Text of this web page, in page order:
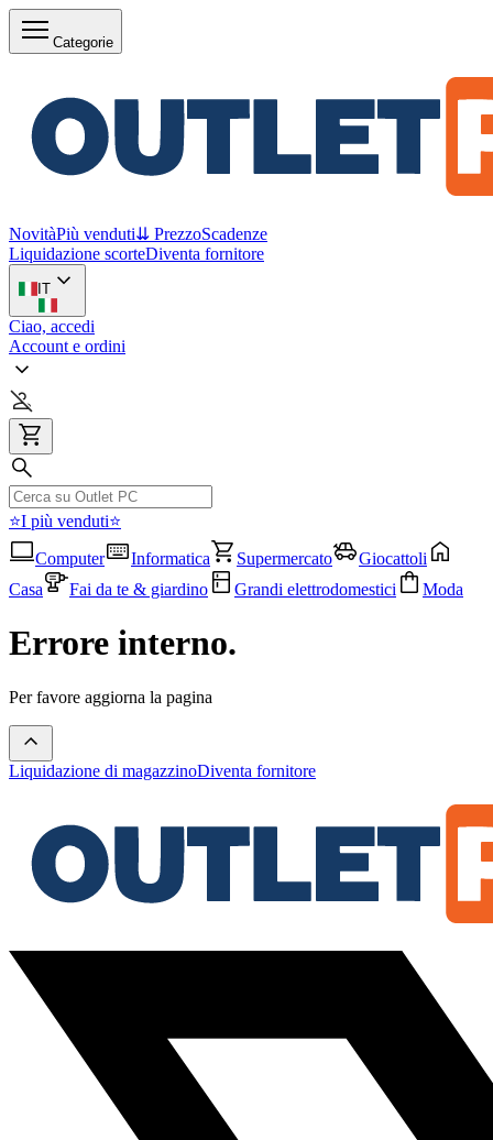
Categorie
NovitàPiù venduti⇊ PrezzoScadenze
Liquidazione scorteDiventa fornitore
IT
Ciao, accedi
Account e ordini
⭐I più venduti⭐
Computer
Informatica Supermercato
Giocattoli
Casa
Fai da te & giardino Grandi elettrodomestici Moda
Errore interno.
Per favore aggiorna la pagina
Liquidazione di magazzinoDiventa fornitore